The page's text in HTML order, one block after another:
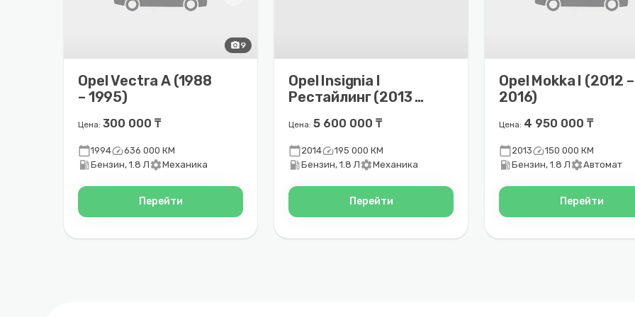
photo_camera9
Opel Vectra A (1988
– 1995)
Цена: 300 000 ₸
calendar_today1994speed636 000 КМ
local_gas_stationБензин, 1.8 Л settingsМеханика
Перейти
Opel Insignia I
Рестайлинг (2013 –
Цена: 5 600 000 ₸
calendar_today2014speed195 000 КМ
local_gas_stationБензин, 1.8 Л settingsМеханика
Перейти
Opel Mokka I (2012 –
2016)
Цена: 4 950 000 ₸
calendar_today2013speed150 000 КМ
local_gas_stationБензин, 1.8 Л settingsАвтомат
Перейти